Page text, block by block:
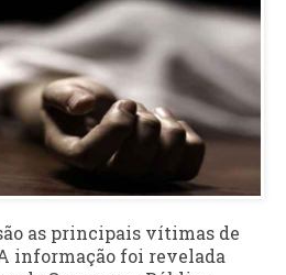
as principais vítimas de
informação foi revelada